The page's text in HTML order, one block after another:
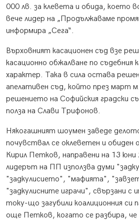
000 лв. за клевета и обида, което
вече лидер на „Продължаваме
информира „Сега“.
Върховният касационен съд взе
касационно обжалване по съдебния
характер. Така в сила остава
апелативен съд, който през март
решението на Софийския градски
полза на Слави Трифонов.
Някогашният шоумен заведе
почувствал се оклеветен и обиден
Кирил Петков, направени на 13
лидерът на ПП използва думи
"задкулисието", "мафията",
"задкулисните играчи", свързани
току-що загубили коалиционния си
още Петков, когато се разбира,